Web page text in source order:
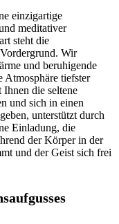
einzigartige
meditativer
steht die
Wir
und beruhigende
Atmosphäre tiefster
die seltene
und sich in einen
unterstützt durch
Einladung, die
der Körper in der
und der Geist sich frei